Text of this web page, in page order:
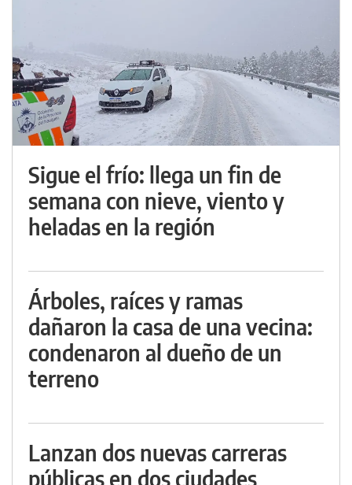
Sigue el frío: llega un fin de
semana con nieve, viento y
heladas en la región
Árboles, raíces y ramas
dañaron la casa de una vecina:
condenaron al dueño de un
terreno
Lanzan dos nuevas carreras
públicas en dos ciudades